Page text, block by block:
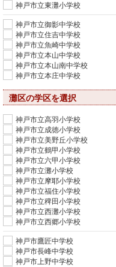
神戸市立東灘小学校
神戸市立御影中学校
神戸市立住吉中学校
神戸市立魚崎中学校
神戸市立本山中学校
神戸市立本山南中学校
神戸市立本庄中学校
灘区の学区を選択
神戸市立高羽小学校
神戸市立成徳小学校
神戸市立美野丘小学校
神戸市立鶴甲小学校
神戸市立六甲小学校
神戸市立灘小学校
神戸市立摩耶小学校
神戸市立福住小学校
神戸市立稗田小学校
神戸市立西灘小学校
神戸市立西郷小学校
神戸市鷹匠中学校
神戸市長峰中学校
神戸市上野中学校